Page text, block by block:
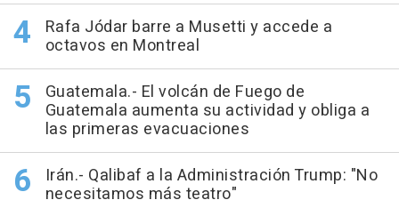
Rafa Jódar barre a Musetti y accede a
octavos en Montreal
Guatemala.- El volcán de Fuego de
Guatemala aumenta su actividad y obliga a
las primeras evacuaciones
Irán.- Qalibaf a la Administración Trump: "No
necesitamos más teatro"